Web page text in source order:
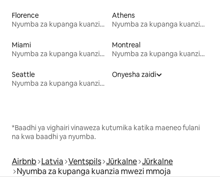
Florence
Nyumba za kupanga kuanzia mwezi mmoja
Athens
Nyumba za kupanga kuanzia mwezi mmoja
Miami
Nyumba za kupanga kuanzia mwezi mmoja
Montreal
Nyumba za kupanga kuanzia mwezi mmoja
Seattle
Nyumba za kupanga kuanzia mwezi mmoja
Onyesha zaidi
*Baadhi ya vighairi vinaweza kutumika katika maeneo fulani
na kwa baadhi ya nyumba.
Airbnb Latvia Ventspils Jūrkalne Jūrkalne
Nyumba za kupanga kuanzia mwezi mmoja